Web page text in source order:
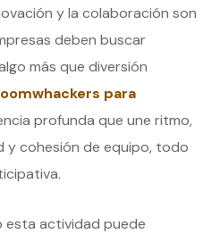
y la colaboración son
deben buscar
más que diversión
para
profunda que une ritmo,
y cohesión de equipo, todo
esta actividad puede